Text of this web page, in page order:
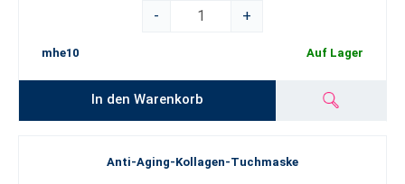
-
+
mhe10 Auf Lager
In den Warenkorb
Anti-Aging-Kollagen-Tuchmaske